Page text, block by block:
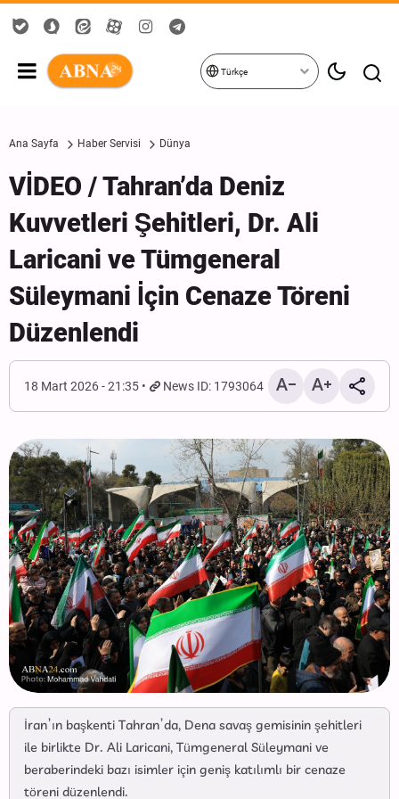
Türkçe
Ana Sayfa Haber Servisi Dünya
VİDEO / Tahran’da Deniz
Kuvvetleri Şehitleri, Dr. Ali
Laricani ve Tümgeneral
Süleymani İçin Cenaze Töreni
Düzenlendi
18 Mart 2026 - 21:35 News ID: 1793064
İran’ın başkenti Tahran’da, Dena savaş gemisinin şehitleri
ile birlikte Dr. Ali Laricani, Tümgeneral Süleymani ve
beraberindeki bazı isimler için geniş katılımlı bir cenaze
töreni düzenlendi.